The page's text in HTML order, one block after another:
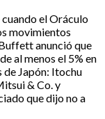
el Oráculo
movimientos
anunció que
al menos el 5% en
de Japón: Itochu
& Co. y
que dijo no a